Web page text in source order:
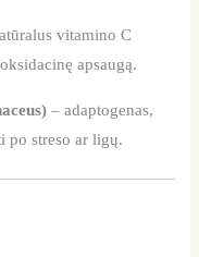
vitamino C
apsaugą.
– adaptogenas,
po streso ar ligų.